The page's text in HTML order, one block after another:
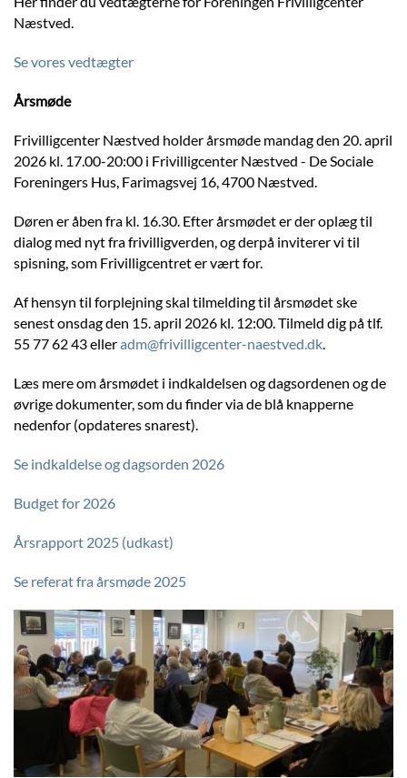
Næstved.
Se vores vedtægter
Årsmøde
Frivilligcenter Næstved holder årsmøde mandag den 20. april
2026 kl. 17.00-20:00 i Frivilligcenter Næstved - De Sociale
Foreningers Hus, Farimagsvej 16, 4700 Næstved.
Døren er åben fra kl. 16.30. Efter årsmødet er der oplæg til
dialog med nyt fra frivilligverden, og derpå inviterer vi til
spisning, som Frivilligcentret er vært for.
Af hensyn til forplejning skal tilmelding til årsmødet ske
senest onsdag den 15. april 2026 kl. 12:00. Tilmeld dig på tlf.
55 77 62 43 elleradm@frivilligcenter-naestved.dk.
Læs mere om årsmødet i indkaldelsen og dagsordenen og de
øvrige dokumenter, som du finder via de blå knapperne
nedenfor (opdateres snarest).
Se indkaldelse og dagsorden 2026
Budget for 2026
Årsrapport 2025 (udkast)
Se referat fra årsmøde 2025